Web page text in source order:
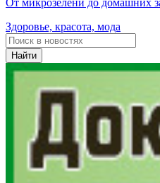
От микрозелени до домашних
Здоровье, красота, мода
Найти